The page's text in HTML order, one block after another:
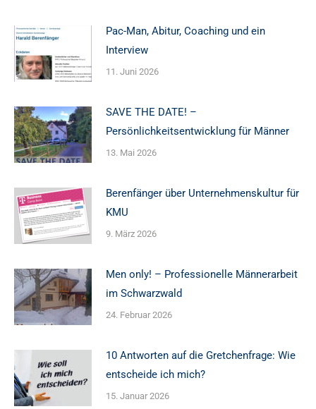
Pac-Man, Abitur, Coaching und ein
Interview
11. Juni 2026
SAVE THE DATE! –
Persönlichkeitsentwicklung für Männer
13. Mai 2026
Berenfänger über Unternehmenskultur für
KMU
9. März 2026
Men only! – Professionelle Männerarbeit
im Schwarzwald
24. Februar 2026
10 Antworten auf die Gretchenfrage: Wie
entscheide ich mich?
15. Januar 2026